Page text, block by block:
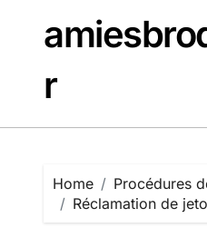
content
r
Home
Procédures
Réclamation de